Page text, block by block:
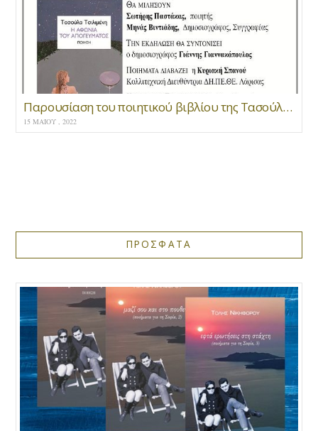
Παρουσίαση του ποιητικού βιβλίου της Τασούλας Τσιλιμένη “Η αφωνία του απογεύματος “
15 ΜΑΪ́ΟΥ , 2022
ΠΡΟΣΦΑΤΑ